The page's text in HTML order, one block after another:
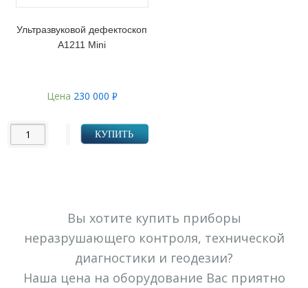
Ультразвуковой дефектоскоп
А1211 Mini
Цена 230 000 Р
КУПИТЬ
Вы хотите купить приборы
неразрушающего контроля, технической
диагностики и геодезии?
Наша цена на оборудование Вас приятно